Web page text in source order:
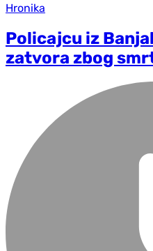
Hronika
Policajcu iz
zatvora zbog